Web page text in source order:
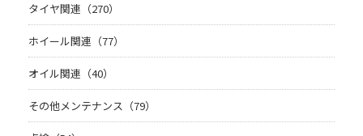
タイヤ関連（270）
ホイール関連（77）
オイル関連（40）
その他メンテナンス（79）